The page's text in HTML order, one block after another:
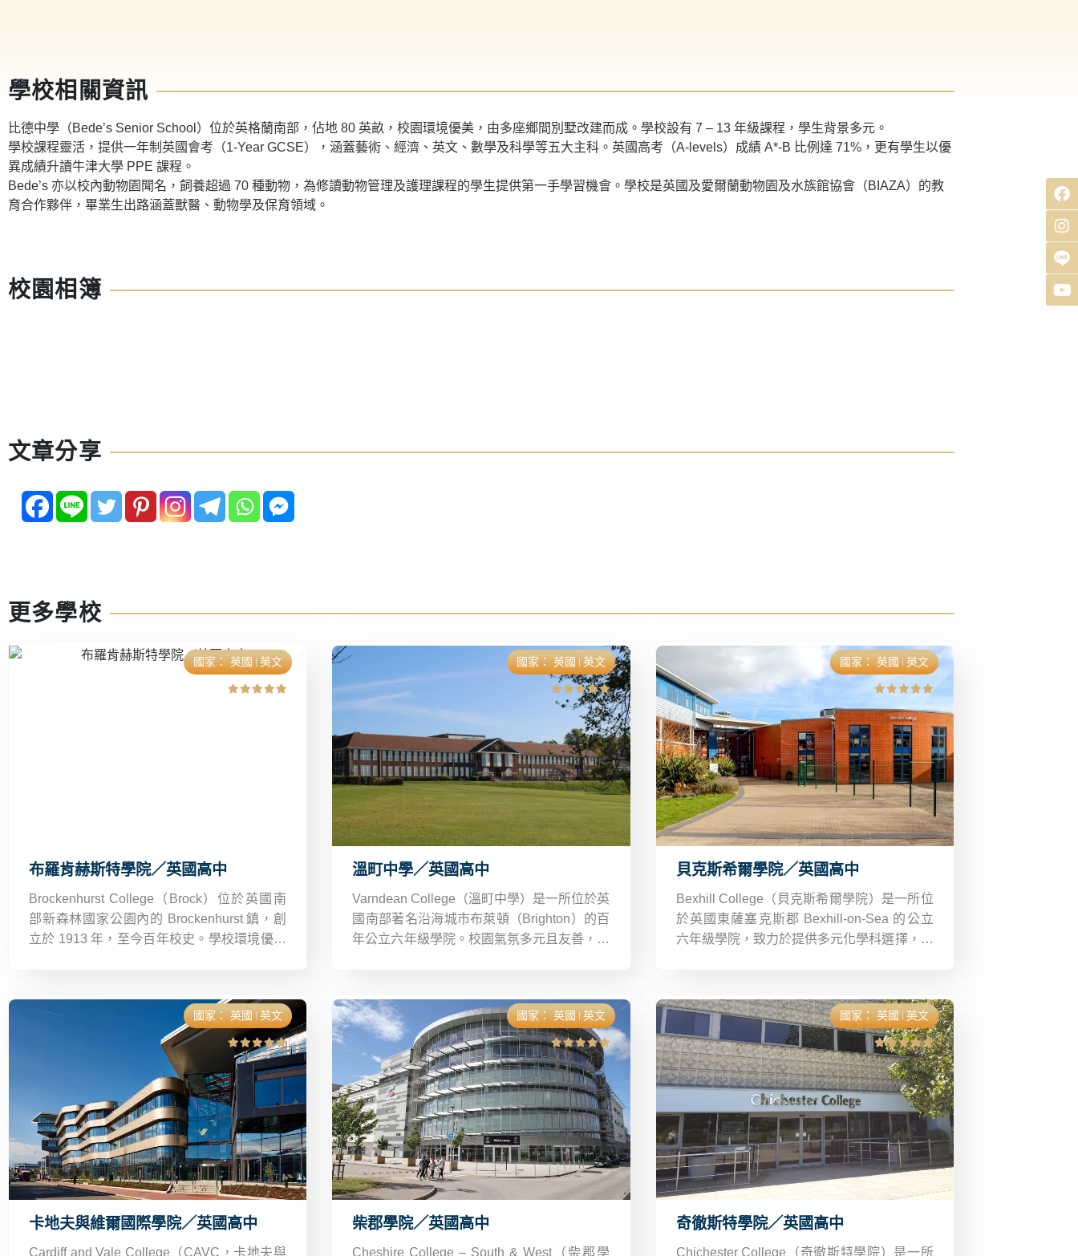
學校相關資訊
比德中學（Bede’s Senior School）位於英格蘭南部，佔地 80 英畝，校園環境優美，由多座鄉間別墅改建而成。學校設有 7 – 13 年級課程，學生背景多元。
學校課程靈活，提供一年制英國會考（1-Year GCSE），涵蓋藝術、經濟、英文、數學及科學等五大主科。英國高考（A-levels）成績 A*-B 比例達 71%，更有學生以優
異成績升讀牛津大學 PPE 課程。
Bede’s 亦以校內動物園聞名，飼養超過 70 種動物，為修讀動物管理及護理課程的學生提供第一手學習機會。學校是英國及愛爾蘭動物園及水族館協會（BIAZA）的教
育合作夥伴，畢業生出路涵蓋獸醫、動物學及保育領域。
校園相簿
文章分享
更多學校
國家： 英國 英文
布羅肯赫斯特學院／英國高中
Brockenhurst College（Brock）位於英國南
部新森林國家公園內的 Brockenhurst 鎮，創
立於 1913 年，至今百年校史。學校環境優美
國家： 英國 英文
溫町中學／英國高中
Varndean College（溫町中學）是一所位於英
國南部著名沿海城市布萊頓（Brighton）的百
年公立六年級學院。校園氣氛多元且友善，超
國家： 英國 英文
貝克斯希爾學院／英國高中
Bexhill College（貝克斯希爾學院）是一所位
於英國東薩塞克斯郡 Bexhill-on-Sea 的公立
六年級學院，致力於提供多元化學科選擇，包
特別強調學生升學與未來職涯規劃。
國家： 英國 英文
卡地夫與維爾國際學院／英國高中
Cardiff and Vale College（CAVC，卡地夫與
國家： 英國 英文
柴郡學院／英國高中
Cheshire College – South & West（柴郡學
國家： 英國 英文
奇徹斯特學院／英國高中
Chichester College（奇徹斯特學院）是一所